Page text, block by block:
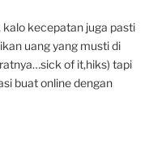
kalo kecepatan juga pasti
uang yang musti di
of it,hiks) tapi
buat online dengan